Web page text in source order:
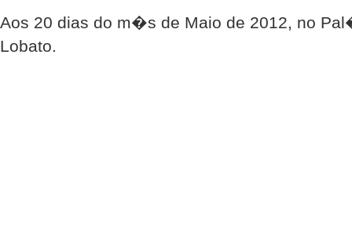
Aos 20 dias do m�s de Maio de 2012, no
Lobato.